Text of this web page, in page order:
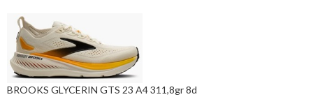
BROOKS GLYCERIN GTS 23 A4 311,8gr 8d